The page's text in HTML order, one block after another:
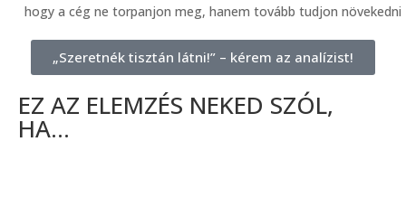
hogy a cég ne torpanjon meg, hanem tovább tudjon növekedni
„Szeretnék tisztán látni!” – kérem az analízist!
EZ AZ ELEMZÉS NEKED SZÓL,
HA...